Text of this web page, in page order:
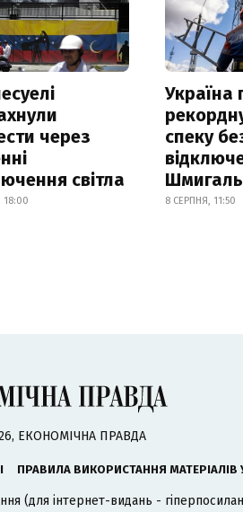
через
світла
18:00
спеку
Шмигаль
8 СЕРПНЯ, 11:50
ЕКОНОМІЧНА ПРАВДА
ПРАВИЛА ВИКОРИСТАННЯ МАТЕРІАЛІВ
(для інтернет-видань -